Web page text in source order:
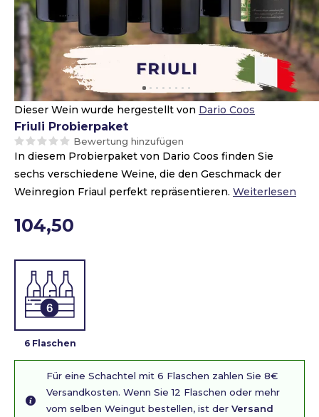
Dieser Wein wurde hergestellt von Dario Coos
Friuli Probierpaket
Bewertung hinzufügen
In diesem Probierpaket von Dario Coos finden Sie
sechs verschiedene Weine, die den Geschmack der
Weinregion Friaul perfekt repräsentieren. Weiterlesen
104,50
6 Flaschen
Für eine Schachtel mit 6 Flaschen zahlen Sie 8€
Versandkosten. Wenn Sie 12 Flaschen oder mehr
vom selben Weingut bestellen, ist der Versand